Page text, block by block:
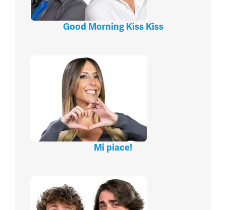
Good Morning Kiss Kiss
Mi piace!